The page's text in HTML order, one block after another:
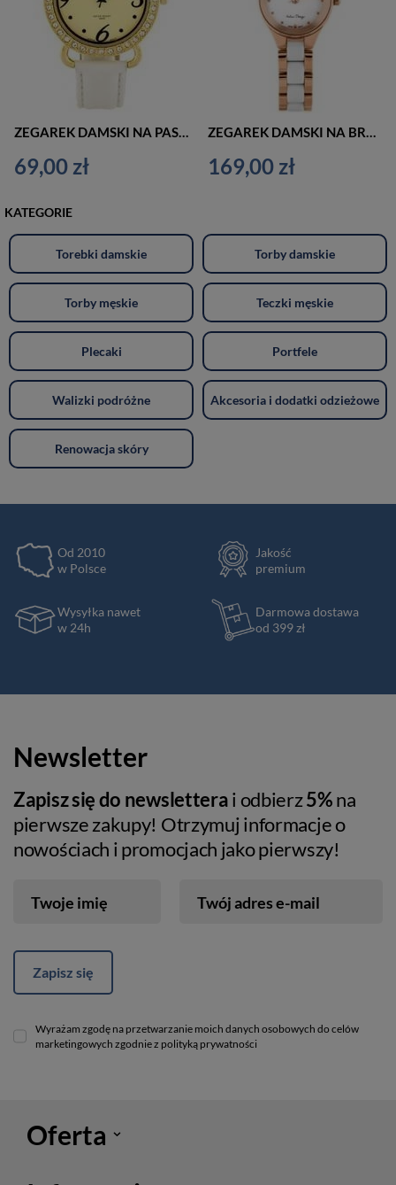
69,00 zł 169,00 zł
KATEGORIE
Torebki damskie Torby damskie
Torby męskie Teczki męskie
Plecaki Portfele
Walizki podróżne Akcesoria i dodatki odzieżowe
Renowacja skóry
Od 2010
w Polsce
Jakość
premium
Wysyłka nawet
w 24h
Darmowa dostawa
od 399 zł
Newsletter
Zapisz się do newsletterai odbierz5%na
pierwsze zakupy! Otrzymuj informacje o
nowościach i promocjach jako pierwszy!
Twoje imię Twój adres e-mail
Zapisz się
Wyrażam zgodę na przetwarzanie moich danych osobowych do celów
marketingowych zgodnie z polityką prywatności
Oferta